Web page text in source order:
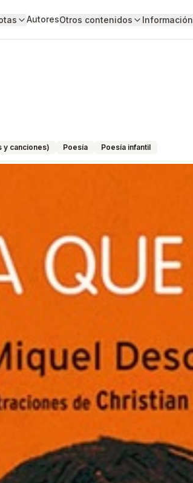
AutoresOtros contenidos Información
y canciones) Poesía Poesía infantil